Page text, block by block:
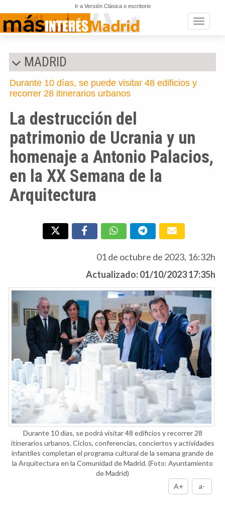
Ir a Versión Clásica o escritorio
Toggle
MADRID
Durante 10 días, se puede visitar 48 edificios y
recorrer 28 itinerarios urbanos
La destrucción del
patrimonio de Ucrania y un
homenaje a Antonio Palacios,
en la XX Semana de la
Arquitectura
01 de octubre de 2023, 16:32h
Actualizado: 01/10/2023 17:35h
Durante 10 días, se podrá visitar 48 edificios y recorrer 28
itinerarios urbanos. Ciclos, conferencias, conciertos y actividades
infantiles completan el programa cultural de la semana grande de
la Arquitectura en la Comunidad de Madrid.(Foto: Ayuntamiento
de Madrid)
A+
a-